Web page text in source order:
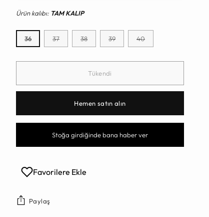
Ürün kalıbı: TAM KALIP
36 37 38 39 40
Tükendi
Hemen satın alın
Stoğa girdiğinde bana haber ver
Favorilere Ekle
Paylaş